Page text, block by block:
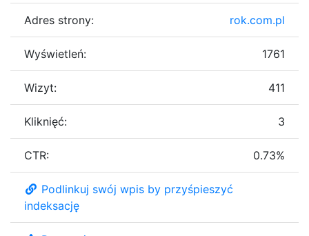
Adres strony: rok.com.pl
Wyświetleń: 1761
Wizyt: 411
Kliknięć: 3
CTR: 0.73%
Podlinkuj swój wpis by przyśpieszyć
indeksację